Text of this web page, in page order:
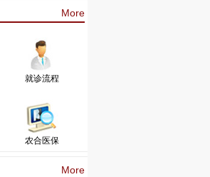
More
就诊流程
农合医保
More